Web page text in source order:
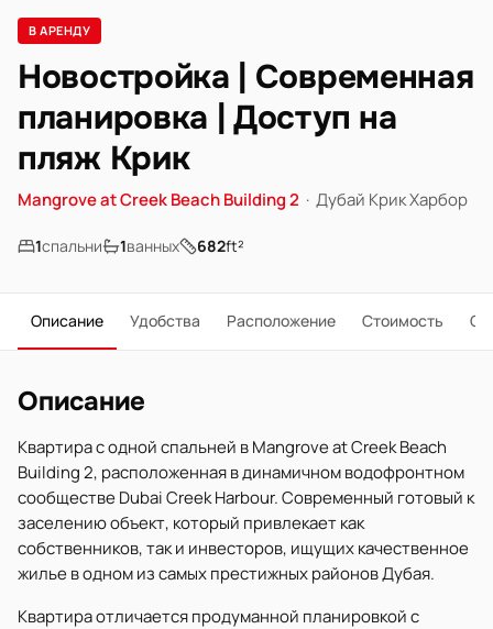
В АРЕНДУ
Новостройка | Современная
планировка | Доступ на
пляж Крик
Mangrove at Creek Beach Building 2 · Дубай Крик Харбор
1спальни 1ванных 682ft²
Описание Удобства Расположение Стоимость О
Описание
Квартира с одной спальней в Mangrove at Creek Beach
Building 2, расположенная в динамичном водофронтном
сообществе Dubai Creek Harbour. Современный готовый к
заселению объект, который привлекает как
собственников, так и инвесторов, ищущих качественное
жилье в одном из самых престижных районов Дубая.
Квартира отличается продуманной планировкой с